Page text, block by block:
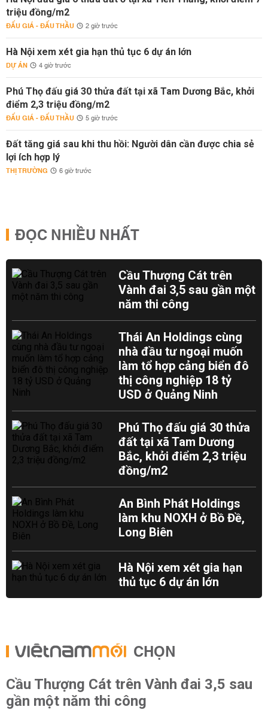
triệu đồng/m2
ĐẤU GIÁ - ĐẤU THẦU 2 giờ trước
Hà Nội xem xét gia hạn thủ tục 6 dự án lớn
DỰ ÁN 4 giờ trước
Phú Thọ đấu giá 30 thửa đất tại xã Tam Dương Bắc, khởi
điểm 2,3 triệu đồng/m2
ĐẤU GIÁ - ĐẤU THẦU 5 giờ trước
Đất tăng giá sau khi thu hồi: Người dân cần được chia sẻ
lợi ích hợp lý
THỊ TRƯỜNG 6 giờ trước
ĐỌC NHIỀU NHẤT
Cầu Thượng Cát trên
Vành đai 3,5 sau gần một
năm thi công
Thái An Holdings cùng
nhà đầu tư ngoại muốn
làm tổ hợp cảng biển đô
thị công nghiệp 18 tỷ
USD ở Quảng Ninh
Phú Thọ đấu giá 30 thửa
đất tại xã Tam Dương
Bắc, khởi điểm 2,3 triệu
đồng/m2
An Bình Phát Holdings
làm khu NOXH ở Bồ Đề,
Long Biên
Hà Nội xem xét gia hạn
thủ tục 6 dự án lớn
CHỌN
Cầu Thượng Cát trên Vành đai 3,5 sau
gần một năm thi công